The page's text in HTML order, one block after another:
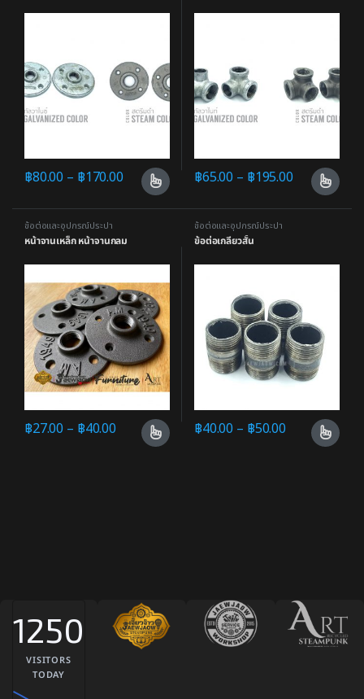
฿80.00 – ฿170.00 ฿65.00 – ฿195.00
ข้อต่อและอุปกรณ์ประปา
หน้าจานเหล็ก หน้าจานกลม
฿27.00 – ฿40.00
ข้อต่อและอุปกรณ์ประปา
ข้อต่อเกลียวสั้น
฿40.00 – ฿50.00
1250
VISITORS
TODAY